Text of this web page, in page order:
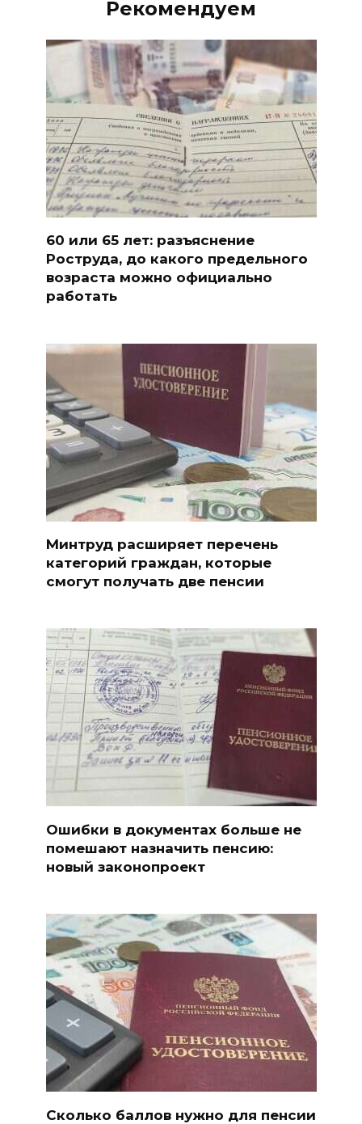
Рекомендуем
60 или 65 лет: разъяснение
Роструда, до какого предельного
возраста можно официально
работать
Минтруд расширяет перечень
категорий граждан, которые
смогут получать две пенсии
Ошибки в документах больше не
помешают назначить пенсию:
новый законопроект
Сколько баллов нужно для пенсии